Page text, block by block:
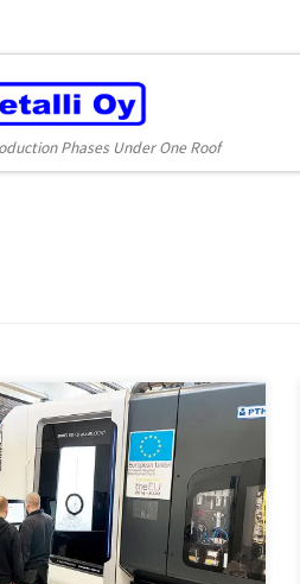
Phases Under One Roof
on hankittu huippuvahvistuksena
varustettu DMG
joka on yrityksemme
simultaanityöstökone.